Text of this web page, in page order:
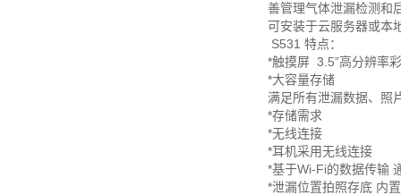
善管理气体泄漏检测和
可安装于云服务器或本
S531 特点：
*触摸屏 3.5”高分辨率
*大容量存储
满足所有泄漏数据、照
*存储需求
*无线连接
*耳机采用无线连接
*基于Wi-Fi的数据传输
*泄漏位置拍照存底 内